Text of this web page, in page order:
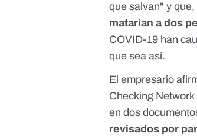
que salvan" y que,
matarían a dos
COVID-19 han
que sea así.
El empresario
Checking Network
en dos
revisados por